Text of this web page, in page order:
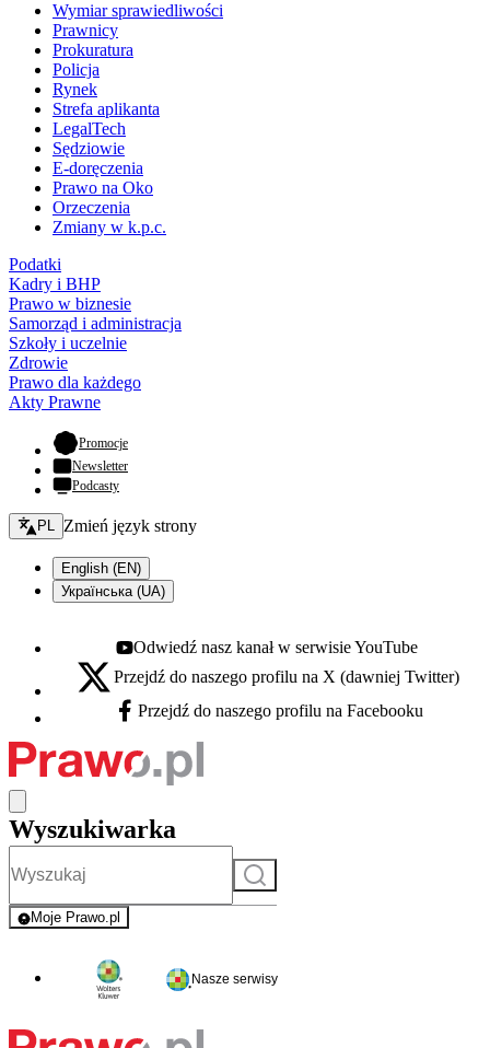
Wymiar sprawiedliwości
Prawnicy
Prokuratura
Policja
Rynek
Strefa aplikanta
LegalTech
Sędziowie
E-doręczenia
Prawo na Oko
Orzeczenia
Zmiany w k.p.c.
Podatki
Kadry i BHP
Prawo w biznesie
Samorząd i administracja
Szkoły i uczelnie
Zdrowie
Prawo dla każdego
Akty Prawne
Promocje- otwiera się w nowej karcie
Newsletter
Podcasty
Zmień język - bieżący:
PL Zmień język strony
English (EN)
Українська (UA)
Youtube - otwiera się w nowej karcie
Odwiedź nasz kanał w serwisie YouTube
X - otwiera się w nowej karcie
Przejdź do naszego profilu na X (dawniej Twitter)
Facebook - otwiera się w nowej karcie
Przejdź do naszego profilu na Facebooku
Wyszukiwarka
Szukaj
Moje Prawo.pl
- rejestracja i logowanie do serwisu
Nasze serwisy